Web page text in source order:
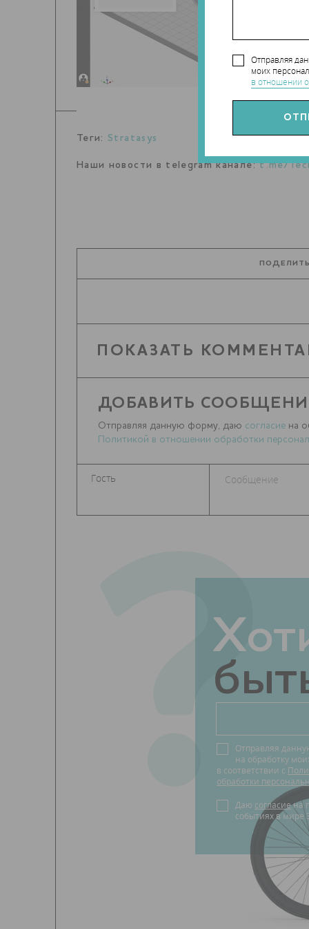
Отправляя
моих
в отношении
Теги: Stratasys
Наши новости в telegram канале:t.me/
ПОКАЗАТЬ
ДОБАВИТЬ
Отправляя данную форму, даю согласие на
Политикой в отношении обработки
?
Отправляя
на обработку
в соответствии с
обработки
Даю согласиена получение новостей о
событиях в мире